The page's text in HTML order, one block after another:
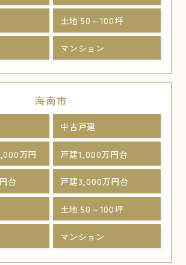
土地 50～100坪
マンション
海南市
中古戸建
万円 戸建1,000万円台
台 戸建3,000万円台
土地 50～100坪
マンション